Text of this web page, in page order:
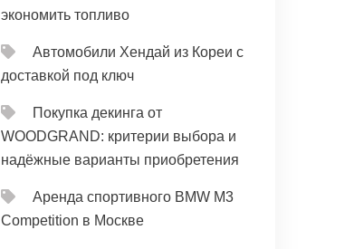
экономить топливо
Автомобили Хендай из Кореи с
доставкой под ключ
Покупка декинга от
WOODGRAND: критерии выбора и
надёжные варианты приобретения
Аренда спортивного BMW M3
Competition в Москве